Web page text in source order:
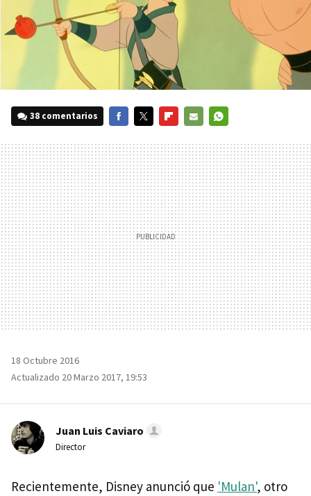
38 comentarios
MAIL
18 Octubre 2016
Actualizado 20 Marzo 2017, 19:53
Juan Luis Caviaro
Director
Recientemente, Disney anunció que 'Mulan', otro